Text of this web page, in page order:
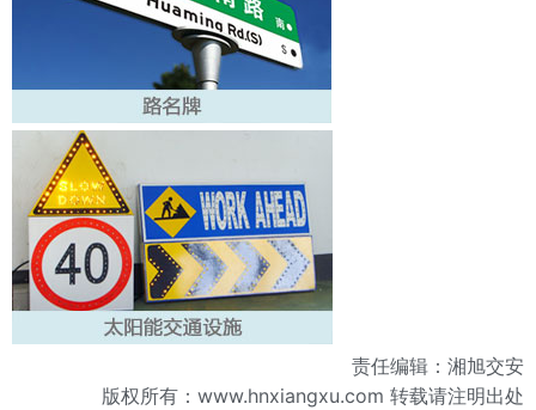
责任编辑：湘旭交安
版权所有： www.hnxiangxu.com 转载请注明出处